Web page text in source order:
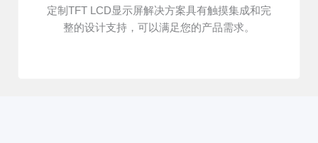
定制TFT LCD显示屏解决方案具有触摸集成和完
整的设计支持，可以满足您的产品需求。